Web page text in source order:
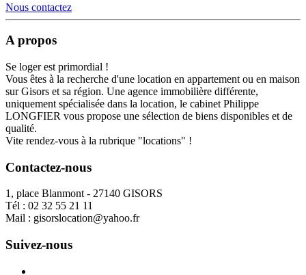
Nous contactez
A propos
Se loger est primordial !
Vous êtes à la recherche d'une location en appartement ou en maison
sur Gisors et sa région. Une agence immobilière différente,
uniquement spécialisée dans la location, le cabinet Philippe
LONGFIER vous propose une sélection de biens disponibles et de
qualité.
Vite rendez-vous à la rubrique "locations" !
Contactez-nous
1, place Blanmont - 27140 GISORS
Tél : 02 32 55 21 11
Mail : gisorslocation@yahoo.fr
Suivez-nous